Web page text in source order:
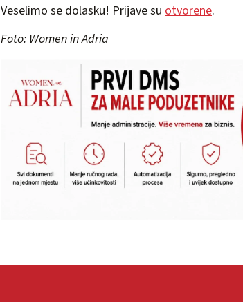
Veselimo se dolasku! Prijave su otvorene.
Foto: Women in Adria